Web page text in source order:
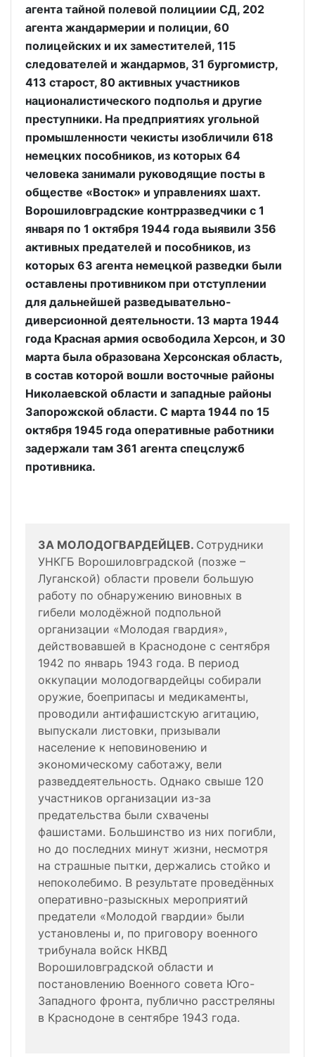
агента тайной полевой полициии СД, 202
агента жандармерии и полиции, 60
полицейских и их заместителей, 115
следователей и жандармов, 31 бургомистр,
413 старост, 80 активных участников
националистического подполья и другие
преступники. На предприятиях угольной
промышленности чекисты изобличили 618
немецких пособников, из которых 64
человека занимали руководящие посты в
обществе «Восток» и управлениях шахт.
Ворошиловградские контрразведчики с 1
января по 1 октября 1944 года выявили 356
активных предателей и пособников, из
которых 63 агента немецкой разведки были
оставлены противником при отступлении
для дальнейшей разведывательно-
диверсионной деятельности. 13 марта 1944
года Красная армия освободила Херсон, и 30
марта была образована Херсонская область,
в состав которой вошли восточные районы
Николаевской области и западные районы
Запорожской области. С марта 1944 по 15
октября 1945 года оперативные работники
задержали там 361 агента спецслужб
противника.
ЗА МОЛОДОГВАРДЕЙЦЕВ. Сотрудники
УНКГБ Ворошиловградской (позже –
Луганской) области провели большую
работу по обнаружению виновных в
гибели молодёжной подпольной
организации «Молодая гвардия»,
действовавшей в Краснодоне с сентября
1942 по январь 1943 года. В период
оккупации молодогвардейцы собирали
оружие, боеприпасы и медикаменты,
проводили антифашистскую агитацию,
выпускали листовки, призывали
население к неповиновению и
экономическому саботажу, вели
разведдеятельность. Однако свыше 120
участников организации из-за
предательства были схвачены
фашистами. Большинство из них погибли,
но до последних минут жизни, несмотря
на страшные пытки, держались стойко и
непоколебимо. В результате проведённых
оперативно-разыскных мероприятий
предатели «Молодой гвардии» были
установлены и, по приговору военного
трибунала войск НКВД
Ворошиловградской области и
постановлению Военного совета Юго-
Западного фронта, публично расстреляны
в Краснодоне в сентябре 1943 года.